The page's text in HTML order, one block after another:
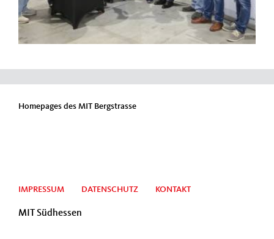
Homepages des MIT Bergstrasse
IMPRESSUM DATENSCHUTZ KONTAKT
MIT Südhessen